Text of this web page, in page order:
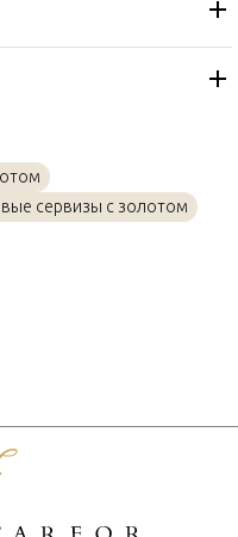
сервизы с золотом